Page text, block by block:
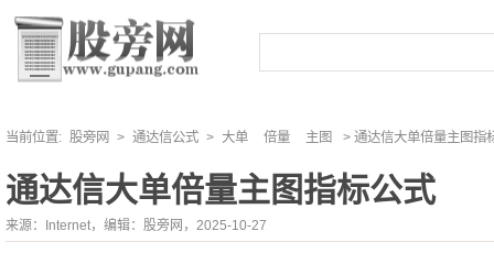
当前位置: 股旁网 > 通达信公式 > 大单 倍量 主图 > 通达信大单倍量主图指
通达信大单倍量主图指标公式
来源：Internet，编辑：股旁网，2025-10-27